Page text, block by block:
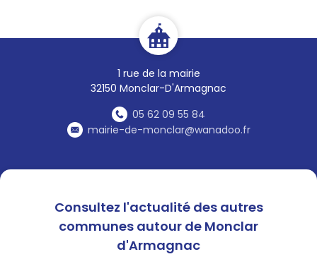
1 rue de la mairie
32150 Monclar-D'Armagnac
05 62 09 55 84
mairie-de-monclar@wanadoo.fr
alites/Evenements/Eveneme
meteorologiques/Vigilance-
orange-orages-le-3-aout-
Consultez l'actualité des autres
communes autour de Monclar
d'Armagnac